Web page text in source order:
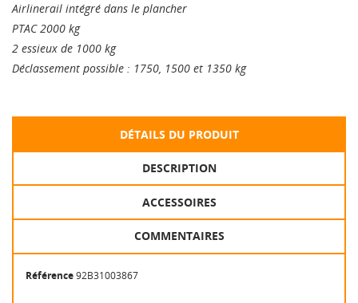
Airlinerail intégré dans le plancher
PTAC 2000 kg
2 essieux de 1000 kg
Déclassement possible : 1750, 1500 et 1350 kg
DÉTAILS DU PRODUIT
DESCRIPTION
ACCESSOIRES
COMMENTAIRES
Référence92B31003867